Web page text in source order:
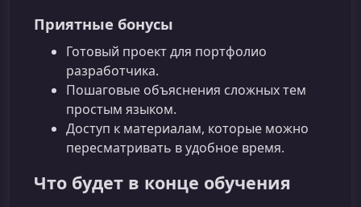
Приятные бонусы
Готовый проект для портфолио
разработчика.
Пошаговые объяснения сложных тем
простым языком.
Доступ к материалам, которые можно
пересматривать в удобное время.
Что будет в конце обучения